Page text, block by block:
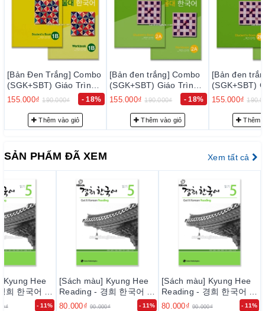
trong thời gian sớm nhất, nhằm đạt tiêu chuẩn chất lượng tốt
với độ tin cậy cao, thoả mãn nhu cầu của khách hàng.
– Luôn luôn lắng nghe, luôn luôn cải tiến để chất lượng của
sản phẩm và dịch vụ ngày càng tốt hơn.
2. Cam kết về phục vụ trước bán hàng:
Đội ngũ tư vấn viên của chúng tôi sẽ tư vấn thông tin trước
bán hàng cho quý khách những sự lựa chọn phù hợp nhất với
nhu cầu… nhằm giảm thiểu tối đa mức đầu tư của quý khách.
3. Cam kết về phục vụ sau bán hàng:
– Giao hàng nhanh và đúng thời gian theo yêu cầu.
– Tư vấn học tiếng Hàn và hướng dẫn thi TOPIK miễn phí
cho khách hàng.
– Quý khách được hưởng chính sách CSKH thân thiết.
[Bản đen trắng] Combo
(SGK+SBT) Giáo Trình
Tiếng Hàn Seoul 2A - 서
155.000₫ 190.000₫ - 18%
Thêm vào giỏ
[Bản đen trắng] Combo
(SGK+SBT) Giáo Trình
Tiếng Hàn Seoul 2B - 서
155.000₫ 190.000₫ - 18%
Thêm vào giỏ
[Bản đen
(SGK+SBT)
Tiếng Hàn
155.000₫
Thêm
SẢN PHẨM ĐÃ XEM Xem tất cả
- 11%
Kyung Hee
희 한국어 읽
- 11%
[Sách màu] Kyung Hee
Reading - 경희 한국어 읽
기 5
80.000₫ 90.000₫ - 11%
[Sách màu] Kyung Hee
Reading - 경희 한국어 읽
기 5
80.000₫ 90.000₫